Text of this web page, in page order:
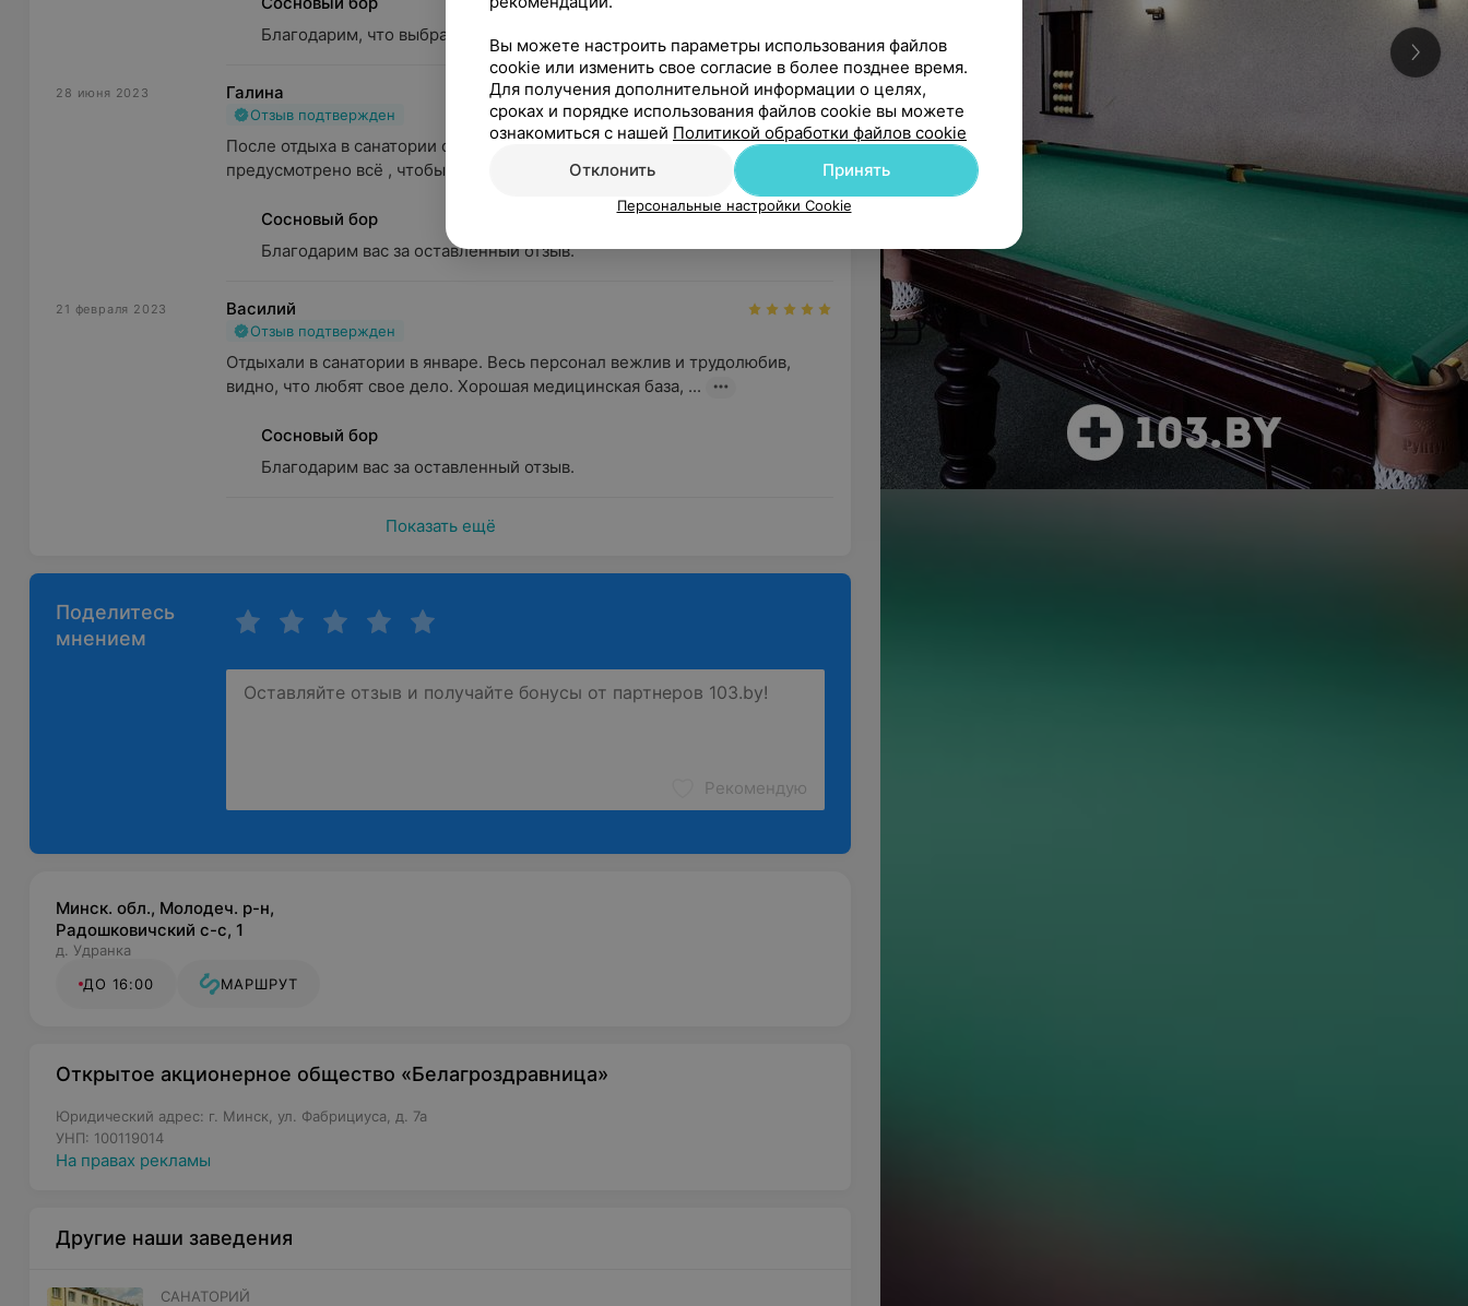
Благодарим, что выбрали нас!
28 июня 2023 Галина
Отзыв подтвержден
После отдыха в санатории остались незабываемые впечатления В нем
предусмотрено всё , чтобы было приятно , весело и комфо...
Сосновый бор
Благодарим вас за оставленный отзыв.
21 февраля 2023 Василий
Отзыв подтвержден
Отдыхали в санатории в январе. Весь персонал вежлив и трудолюбив,
видно, что любят свое дело. Хорошая медицинская база, ...
Сосновый бор
Благодарим вас за оставленный отзыв.
Показать ещё
Поделитесь
мнением
Рекомендую
Минск. обл., Молодеч. р-н,
Радошковичский c-с, 1
д. Удранка
ДО 16:00
МАРШРУТ
Открытое акционерное общество «Белагроздравница»
Юридический адрес: г. Минск, ул. Фабрициуса, д. 7а
УНП: 100119014
На правах рекламы
Другие наши заведения
САНАТОРИЙ
Вы можете настроить параметры использования файлов
cookie или изменить свое согласие в более позднее время.
Для получения дополнительной информации о целях,
сроках и порядке использования файлов cookie вы можете
ознакомиться с нашей Политикой обработки файлов cookie
Отклонить
Принять
Персональные настройки Cookie